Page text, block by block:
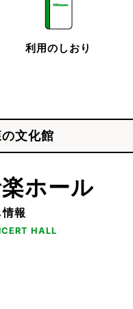
利用のしおり
文化館
ホール
報
HALL